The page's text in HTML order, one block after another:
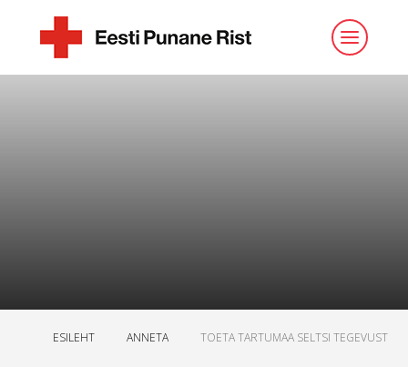
ESILEHT ANNETA TOETA TARTUMAA SELTSI TEGEVUST